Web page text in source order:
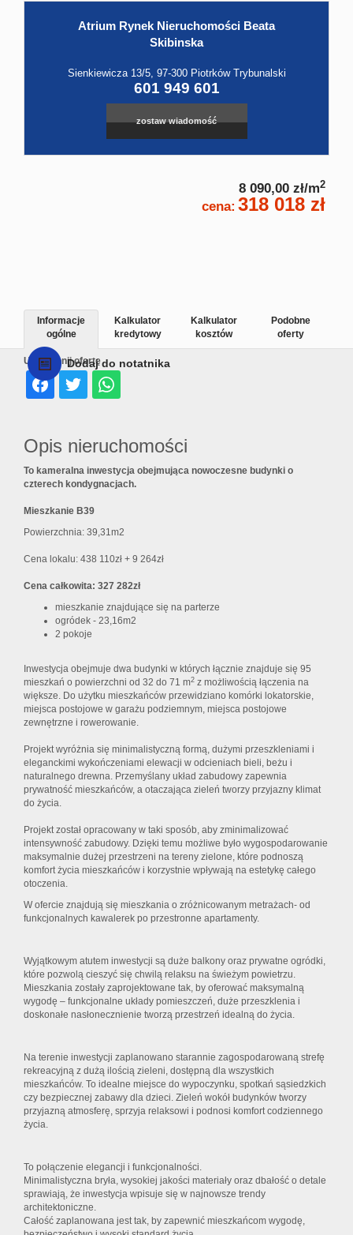
Atrium Rynek Nieruchomości Beata
Skibinska
Sienkiewicza 13/5, 97-300 Piotrków Trybunalski
601 949 601
zostaw wiadomość
8 090,00 zł/m2
cena: 318 018 zł
Dodaj do notatnika
Udostępnij ofertę
Informacje
ogólne
Kalkulator
kredytowy
Kalkulator
kosztów
Podobne
oferty
Opis nieruchomości
To kameralna inwestycja obejmująca nowoczesne budynki o
czterech kondygnacjach.
Mieszkanie B39
Powierzchnia: 39,31m2
Cena lokalu: 438 110zł + 9 264zł
Cena całkowita: 327 282zł
mieszkanie znajdujące się na parterze
ogródek - 23,16m2
2 pokoje
Inwestycja obejmuje dwa budynki w których łącznie znajduje się 95
mieszkań o powierzchni od 32 do 71 m2 z możliwością łączenia na
większe. Do użytku mieszkańców przewidziano komórki lokatorskie,
miejsca postojowe w garażu podziemnym, miejsca postojowe
zewnętrzne i rowerowanie.
Projekt wyróżnia się minimalistyczną formą, dużymi przeszkleniami i
eleganckimi wykończeniami elewacji w odcieniach bieli, beżu i
naturalnego drewna. Przemyślany układ zabudowy zapewnia
prywatność mieszkańców, a otaczająca zieleń tworzy przyjazny klimat
do życia.
Projekt został opracowany w taki sposób, aby zminimalizować
intensywność zabudowy. Dzięki temu możliwe było wygospodarowanie
maksymalnie dużej przestrzeni na tereny zielone, które podnoszą
komfort życia mieszkańców i korzystnie wpływają na estetykę całego
otoczenia.
W ofercie znajdują się mieszkania o zróżnicowanym metrażach- od
funkcjonalnych kawalerek po przestronne apartamenty.
Wyjątkowym atutem inwestycji są duże balkony oraz prywatne ogródki,
które pozwolą cieszyć się chwilą relaksu na świeżym powietrzu.
Mieszkania zostały zaprojektowane tak, by oferować maksymalną
wygodę – funkcjonalne układy pomieszczeń, duże przeszklenia i
doskonałe nasłonecznienie tworzą przestrzeń idealną do życia.
Na terenie inwestycji zaplanowano starannie zagospodarowaną strefę
rekreacyjną z dużą ilością zieleni, dostępną dla wszystkich
mieszkańców. To idealne miejsce do wypoczynku, spotkań sąsiedzkich
czy bezpiecznej zabawy dla dzieci. Zieleń wokół budynków tworzy
przyjazną atmosferę, sprzyja relaksowi i podnosi komfort codziennego
życia.
To połączenie elegancji i funkcjonalności.
Minimalistyczna bryła, wysokiej jakości materiały oraz dbałość o detale
sprawiają, że inwestycja wpisuje się w najnowsze trendy
architektoniczne.
Całość zaplanowana jest tak, by zapewnić mieszkańcom wygodę,